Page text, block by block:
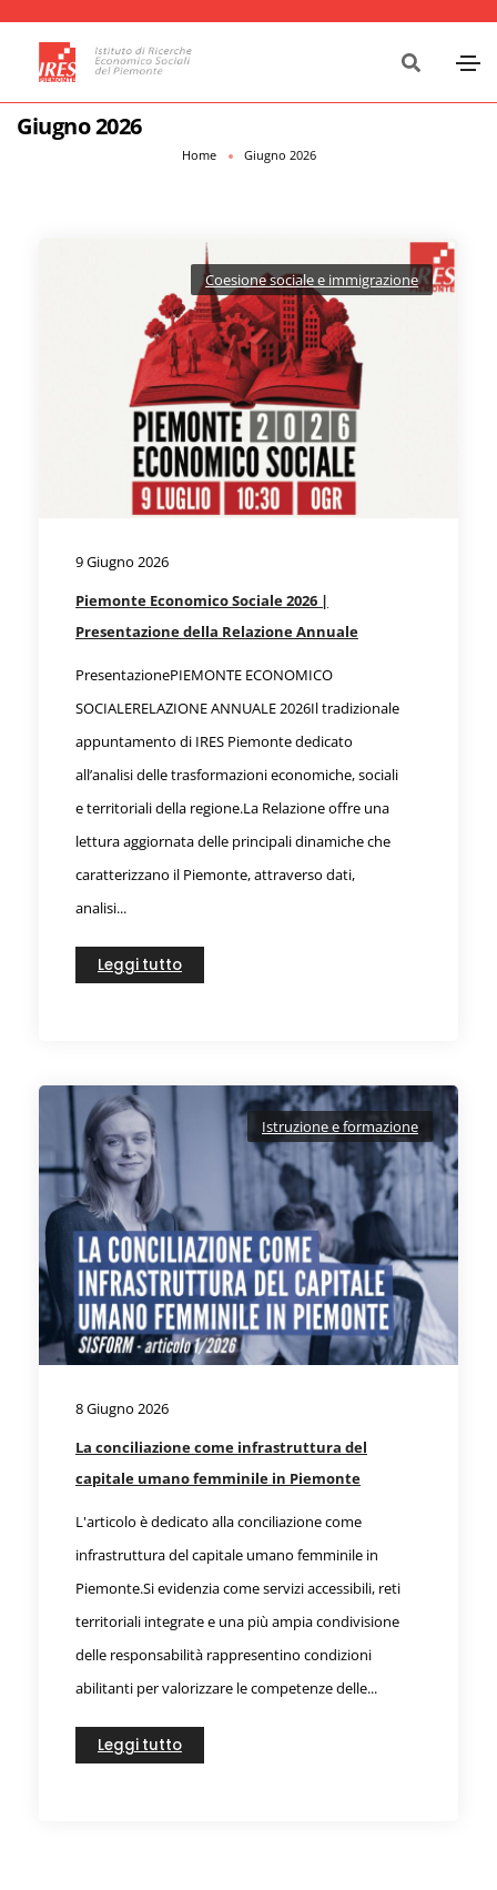
Giugno 2026
Home Giugno 2026
Coesione sociale e immigrazione
9 Giugno 2026
Piemonte Economico Sociale 2026 |
Presentazione della Relazione Annuale
PresentazionePIEMONTE ECONOMICO
SOCIALERELAZIONE ANNUALE 2026Il tradizionale
appuntamento di IRES Piemonte dedicato
all’analisi delle trasformazioni economiche, sociali
e territoriali della regione.La Relazione offre una
lettura aggiornata delle principali dinamiche che
caratterizzano il Piemonte, attraverso dati,
analisi...
Leggi tutto
Istruzione e formazione
8 Giugno 2026
La conciliazione come infrastruttura del
capitale umano femminile in Piemonte
L'articolo è dedicato alla conciliazione come
infrastruttura del capitale umano femminile in
Piemonte.Si evidenzia come servizi accessibili, reti
territoriali integrate e una più ampia condivisione
delle responsabilità rappresentino condizioni
abilitanti per valorizzare le competenze delle...
Leggi tutto